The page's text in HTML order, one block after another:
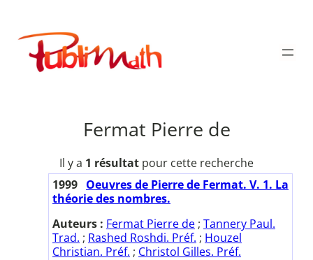
contenu
Publimath
Fermat Pierre de
Il y a 1 résultat pour cette recherche
1999 Oeuvres de Pierre de Fermat. V. 1. La
théorie des nombres.
Auteurs : Fermat Pierre de ; Tannery Paul.
Trad. ; Rashed Roshdi. Préf. ; Houzel
Christian. Préf. ; Christol Gilles. Préf.